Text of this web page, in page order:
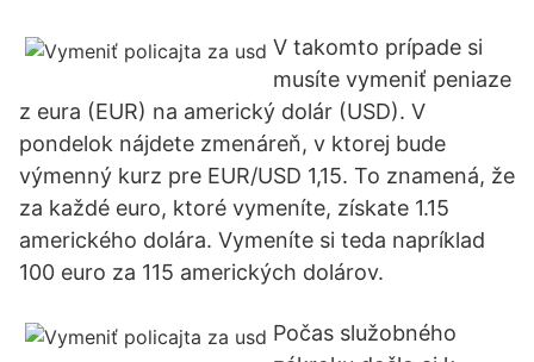
V takomto prípade si
musíte vymeniť peniaze
z eura (EUR) na americký dolár (USD). V
pondelok nájdete zmenáreň, v ktorej bude
výmenný kurz pre EUR/USD 1,15. To znamená, že
za každé euro, ktoré vymeníte, získate 1.15
amerického dolára. Vymeníte si teda napríklad
100 euro za 115 amerických dolárov.
Počas služobného